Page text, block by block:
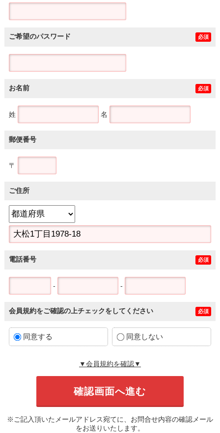
ご希望のパスワード 必須
お名前 必須
姓 名
郵便番号
〒
ご住所
電話番号 必須
- -
会員規約をご確認の上チェックをしてください 必須
同意する 同意しない
▼会員規約を確認▼
※ご記入頂いたメールアドレス宛てに、お問合せ内容の確認メール
をお送りいたします。